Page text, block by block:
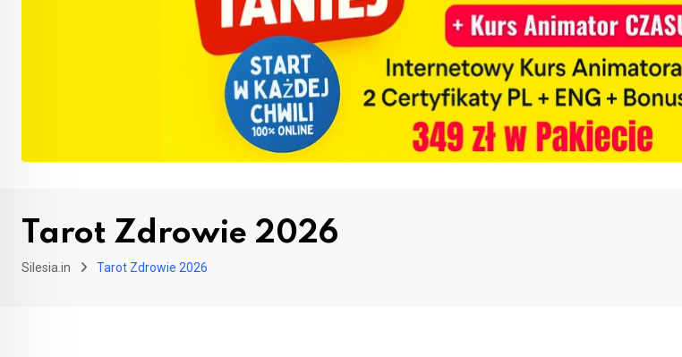
Tarot Zdrowie 2026
Silesia.in Tarot Zdrowie 2026